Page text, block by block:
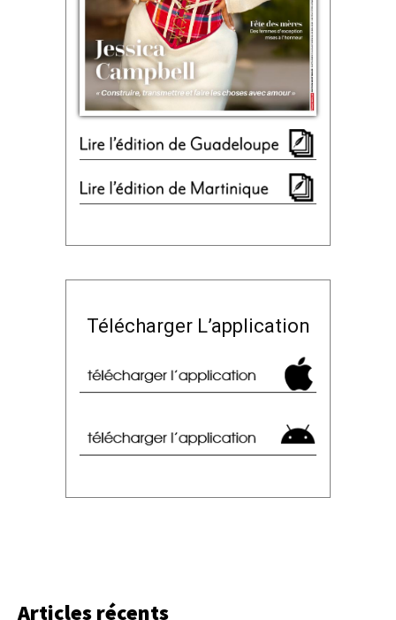
Télécharger L’application
Articles récents